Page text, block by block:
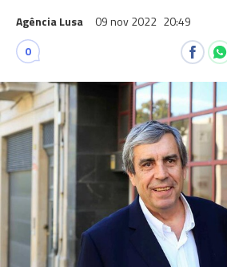
Agência Lusa 09 nov 2022 20:49
0